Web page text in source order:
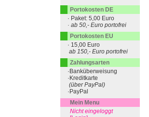
Portokosten DE
· Paket: 5,00 Euro
· ab 50,- Euro portofrei
Portokosten EU
· 15,00 Euro
ab 150,- Euro portofrei
Zahlungsarten
·Banküberweisung
·Kreditkarte
(über PayPal)
·PayPal
Mein Menu
Nicht eingeloggt